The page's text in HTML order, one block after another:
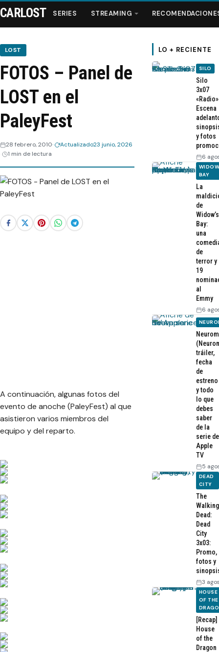
Series
Streaming
Recomendaciones
Videos
Webisodios
CARLOST SERIES STREAMING
LOST
FOTOS – Panel de
LOST en el
PaleyFest
28 febrero, 2010 Actualizado23 junio, 2026
1 min de lectura
A continuación, algunas fotos del
evento de anoche (PaleyFest) al que
asistieron varios miembros del
equipo y del reparto.
LO + RECIENTE
SILO
Silo
3x07
Escena
y fotos
6
BAY
La
de
Widow’s
Bay:
una
de
terror y
19
al
Emmy
6
tráiler,
fecha
de
estreno
y todo
lo que
debes
saber
de la
serie de
Apple
TV
5
DEAD
CITY
The
Walking
Dead:
Dead
City
3x03:
Promo,
fotos y
3
HOUSE
OF THE
[Recap]
House
of the
Dragon